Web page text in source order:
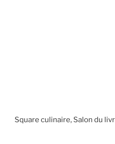
Square culinaire, Salon du